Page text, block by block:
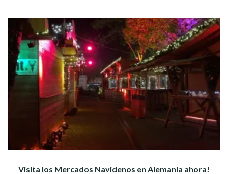
Visita los Mercados Navidenos en Alemania ahora!